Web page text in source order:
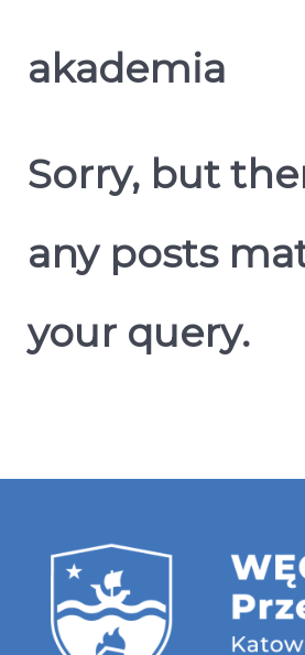
akademia
Sorry, but
any posts
your query.